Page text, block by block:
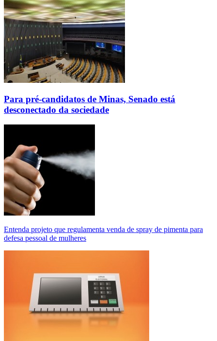
Para pré-candidatos de Minas, Senado está
desconectado da sociedade
Entenda projeto que regulamenta venda de spray de pimenta para
defesa pessoal de mulheres